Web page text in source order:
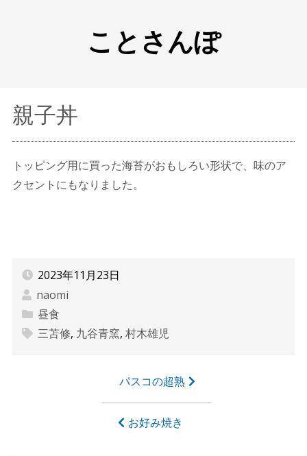
ことさんぽ
親子丼
トッピング用に買った海苔がおもしろい形状で、味のア
クセントにもなりました。
2023年11月23日
naomi
昼食
三苫修, 九谷青窯, 村木雄児
パスコの超熟
お好み焼き